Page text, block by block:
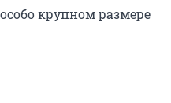
крупном размере